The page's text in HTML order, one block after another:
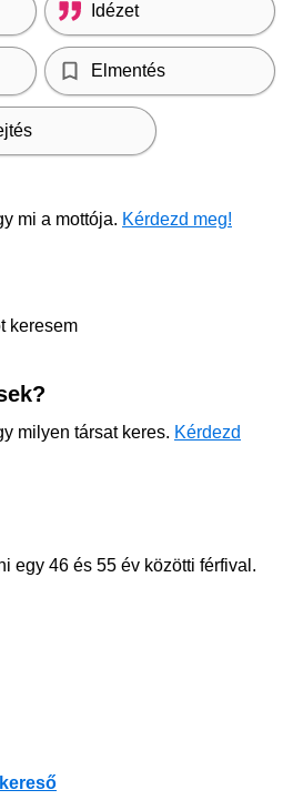
Idézet
Elmentés
mi a mottója. Kérdezd meg!
keresem
milyen társat keres. Kérdezd
egy 46 és 55 év közötti férfival.